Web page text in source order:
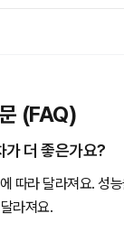
(FAQ)
가 더 좋은가요?
따라 달라져요. 성
라져요.